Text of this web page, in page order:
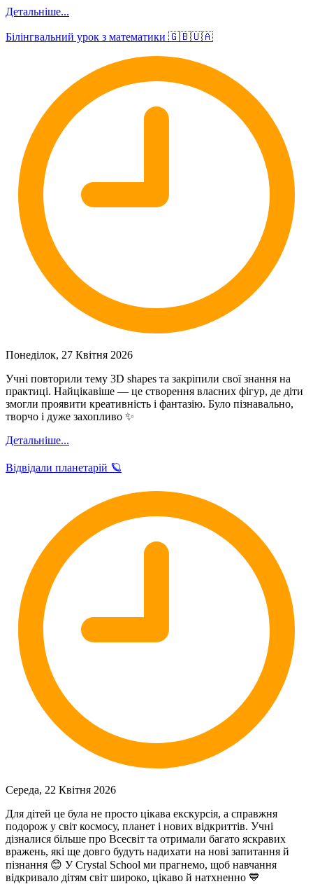
Детальніше...
Білінгвальний урок з математики 🇬🇧🇺🇦
Понеділок, 27 Квітня 2026
Учні повторили тему 3D shapes та закріпили свої знання на
практиці. Найцікавіше — це створення власних фігур, де діти
змогли проявити креативність і фантазію. Було пізнавально,
творчо і дуже захопливо ✨
Детальніше...
Відвідали планетарій 🪐
Середа, 22 Квітня 2026
Для дітей це була не просто цікава екскурсія, а справжня
подорож у світ космосу, планет і нових відкриттів. Учні
дізналися більше про Всесвіт та отримали багато яскравих
вражень, які ще довго будуть надихати на нові запитання й
пізнання 😊 У Crystal School ми прагнемо, щоб навчання
відкривало дітям світ широко, цікаво й натхненно 💙